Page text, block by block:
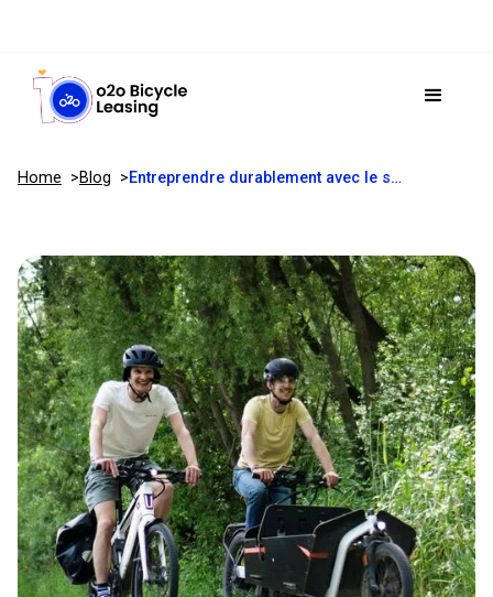
Home Blog Entreprendre durablement avec le soutien des autorités